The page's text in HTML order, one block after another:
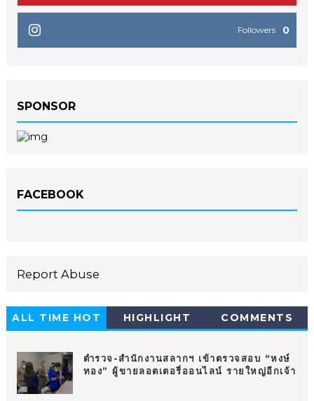
0
Followers
SPONSOR
FACEBOOK
Report Abuse
ALL TIME HOT
HIGHLIGHT COMMENTS
ตำรวจ-สำนักงานสลากฯ เข้าตรวจสอบ “หงษ์
ทอง” ผู้ขายลอตเตอรี่ออนไลน์ รายใหญ่อีกเจ้า